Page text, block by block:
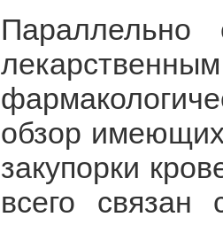
Параллельно
обзор
закупорки
всего связан